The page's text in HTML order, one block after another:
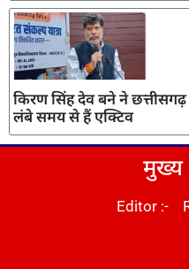
किरण सिंह देव बने ने
लंबे समय से हैं एक्टिव
मुख्य
Editor :-